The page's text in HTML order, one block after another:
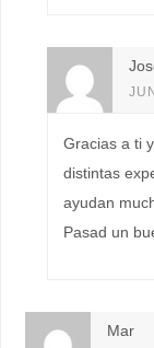
Gracias a ti
distintas
ayudan
Pasad un
Mar